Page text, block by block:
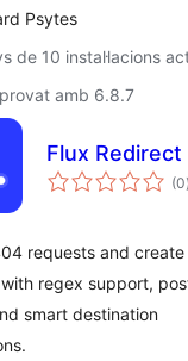
Psytes
de 10 instal·lacions
amb 6.8.7
Flux Redirect
(0)
requests and create
regex support,
smart destination